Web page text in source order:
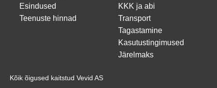
Esindused
Teenuste hinnad
KKK ja abi
Transport
Tagastamine
Kasutustingimused
Järelmaks
Kõik õigused kaitstud Vevid AS